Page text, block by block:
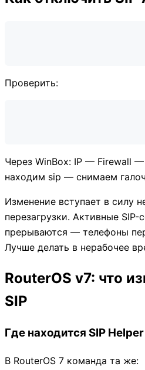
Проверить:
Через WinBox: IP — Firewall
находим sip — снимаем
Изменение вступает в силу
перезагрузки. Активные
прерываются — телефоны
Лучше делать в нерабочее
RouterOS v7: что
SIP
Где находится SIP
В RouterOS 7 команда та же: